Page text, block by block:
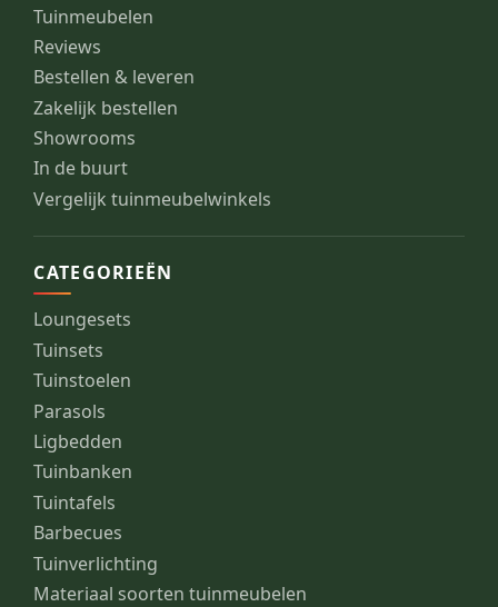
Tuinmeubelen
Reviews
Bestellen & leveren
Zakelijk bestellen
Showrooms
In de buurt
Vergelijk tuinmeubelwinkels
CATEGORIEËN
Loungesets
Tuinsets
Tuinstoelen
Parasols
Ligbedden
Tuinbanken
Tuintafels
Barbecues
Tuinverlichting
Materiaal soorten tuinmeubelen